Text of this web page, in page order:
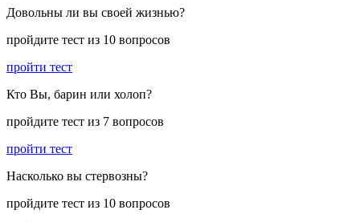
Довольны ли вы своей жизнью?
пройдите тест из 10 вопросов
пройти тест
Кто Вы, барин или холоп?
пройдите тест из 7 вопросов
пройти тест
Насколько вы стервозны?
пройдите тест из 10 вопросов